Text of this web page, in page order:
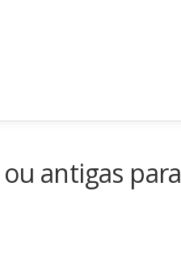
antigas para